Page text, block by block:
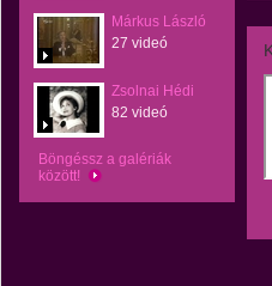
Márkus László
27 videó
Zsolnai Hédi
82 videó
Böngéssz a galériák
között!